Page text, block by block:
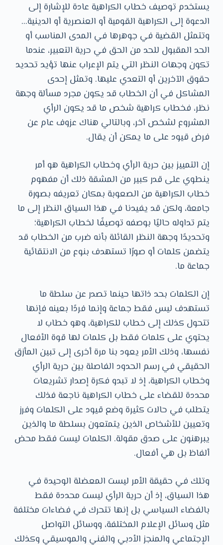
يستخدم توصيف خطاب الكراهية عادة للإشارة إلى
الدعوة إلى الكراهية القومية أو العنصرية أو الدينية…
وتتمثل القضية في جوهرها في المدى المناسب أو
الحد المقبول للحد من الحق في حرية التعبير، عندما
تكون وجهات النظر التي يتم الإعراب عنها تؤيد تحديد
حقوق الآخرين أو التعدي عليها. وتمثل إحدى
المشاكل في أن الخطاب قد يكون مجرد مسألة وجهة
نظر، فخطاب كراهية شخص ما قد يكون الرأي
المشروع لشخص آخر، وبالتالي هناك عزوف عام عن
فرض قيود على ما يمكن أن يقال.
إن التمييز بين حرية الرأي وخطاب الكراهية هو أمر
ينطوي على قدر كبير من المشقة ذلك أن مفهوم
خطاب الكراهية من الصعوبة بمكان تعريفه بصورة
جامعة، ولكن قد يفيدنا في هذا السياق النظر إلى ما
يتم تداوله حاليًا بوصفه توصيفًا لخطاب الكراهية؛
وتحديدًا وجهة النظر القائلة بأنه ضرب من الخطاب قد
يتضمن كلمات أو صورًا تستهدف بنوع من الانتقائية
جماعة ما.
إن الكلمات بحد ذاتها حينما تصدر عن سلطة ما
تستهدف ليس فقط جماعة وإنما فردًا بعينه فإنها
تتحول كذلك إلى خطاب للكراهية، وهو خطاب لا
يحتوي على كلمات فقط بل كلمات لها قوة الأفعال
نفسها، وذلك الأمر يعود بنا مرة أخرى إلى تبين المأزق
الحقيقي في رسم الحدود الفاصلة بين حرية الرأي
وخطاب الكراهية، إذ لا تبدو فكرة إصدار تشريعات
محددة للقضاء على خطاب الكراهية ناجعة فذلك
يتطلب في حالات كثيرة وضع قيود على الكلمات وفرز
وتعيين للأشخاص الذين يتمتعون بسلطة ما والذين
يبرهنون على صدق مقولة. الكلمات ليست فقط محض
ألفاظ بل هي أفعال.
وتلك في حقيقة الأمر ليست المعضلة الوحيدة في
هذا السياق، إذ أن حرية الرأي ليست محددة فقط
بالفضاء السياسي بل إنها تتحرك في فضاءات مختلفة
مثل وسائل الإعلام المختلفة، ووسائل التواصل
الإجتماعي والمنجز الأدبي والفني والموسيقي وكذلك